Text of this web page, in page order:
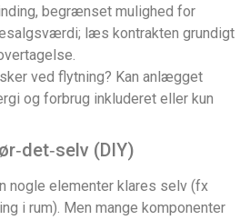
begrænset mulighed for
læs kontrakten grundigt
ved flytning? Kan anlægget
og forbrug inkluderet eller kun
(DIY)
nogle elementer klares selv (fx
i rum). Men mange komponenter